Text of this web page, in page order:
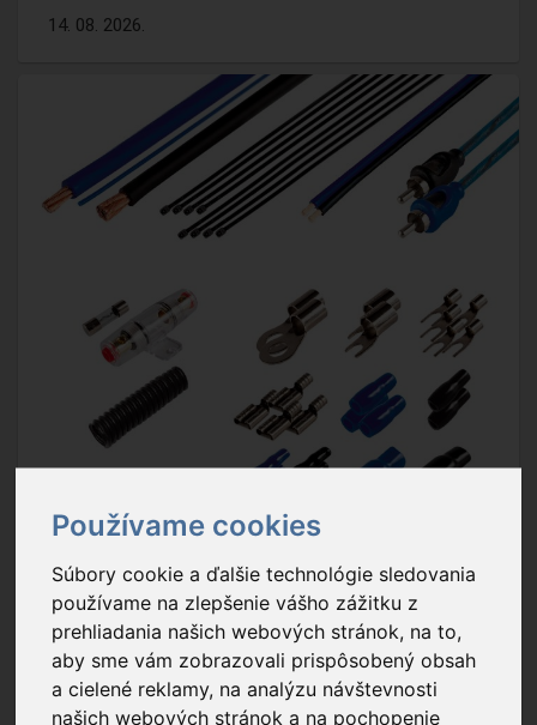
Používame cookies
Súbory cookie a ďalšie technológie sledovania
používame na zlepšenie vášho zážitku z
prehliadania našich webových stránok, na to,
aby sme vám zobrazovali prispôsobený obsah
a cielené reklamy, na analýzu návštevnosti
našich webových stránok a na pochopenie
14. 08. 2026.